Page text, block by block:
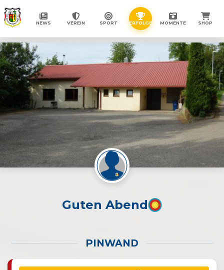
NEWS VEREIN SPORT ERFOLGE MOMENTE SHOP
Guten Abend
PINWAND